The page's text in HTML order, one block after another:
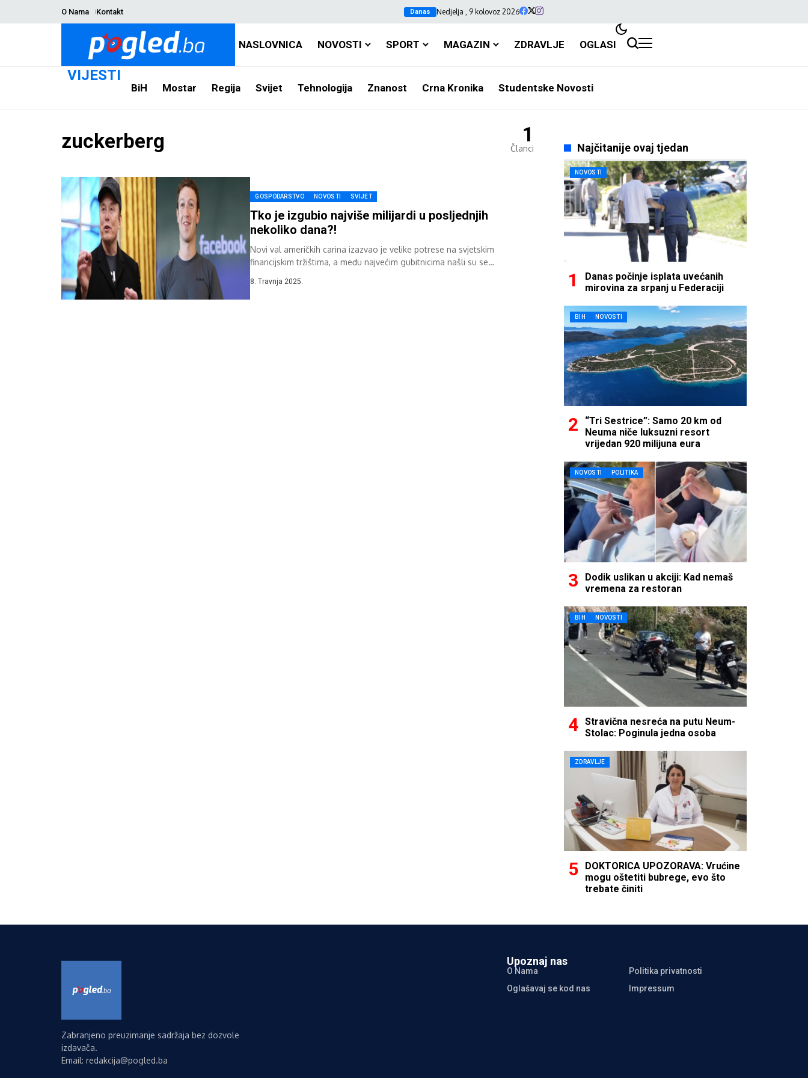
O Nama Kontakt Danas Nedjelja , 9 kolovoz 2026
NASLOVNICA NOVOSTI SPORT MAGAZIN ZDRAVLJE OGLASI
VIJESTI
BiH Mostar Regija Svijet Tehnologija Znanost Crna Kronika Studentske Novosti
zuckerberg 1
Članci
GOSPODARSTVO NOVOSTI SVIJET
Tko je izgubio najviše milijardi u posljednjih
nekoliko dana?!
Novi val američkih carina izazvao je velike potrese na svjetskim
financijskim tržištima, a među najvećim gubitnicima našli su se
8. Travnja 2025.
Najčitanije ovaj tjedan
NOVOSTI
Danas počinje isplata uvećanih
mirovina za srpanj u Federaciji
BIH NOVOSTI
“Tri Sestrice”: Samo 20 km od
Neuma niče luksuzni resort
vrijedan 920 milijuna eura
NOVOSTI POLITIKA
Dodik uslikan u akciji: Kad nemaš
vremena za restoran
BIH NOVOSTI
Stravična nesreća na putu Neum-
Stolac: Poginula jedna osoba
ZDRAVLJE
DOKTORICA UPOZORAVA: Vrućine
mogu oštetiti bubrege, evo što
trebate činiti
Zabranjeno preuzimanje sadržaja bez dozvole
izdavača.
Email: redakcija@pogled.ba
Upoznaj nas
O Nama
Politika privatnosti
Oglašavaj se kod nas
Impressum